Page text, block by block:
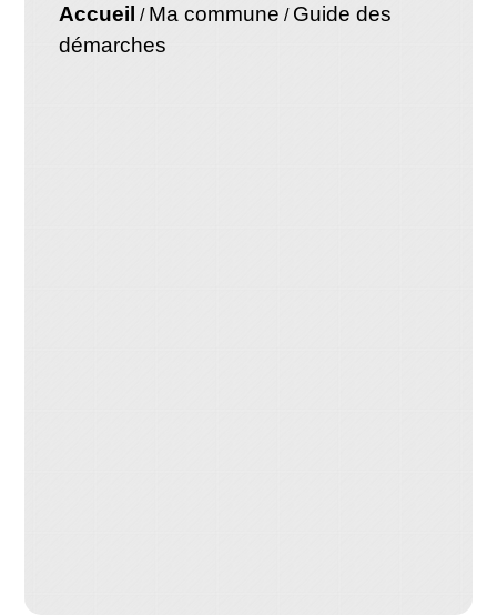
Accueil / Ma commune / Guide des
démarches